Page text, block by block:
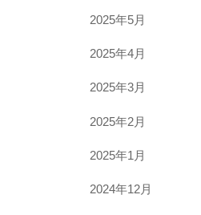
2025年5月
2025年4月
2025年3月
2025年2月
2025年1月
2024年12月